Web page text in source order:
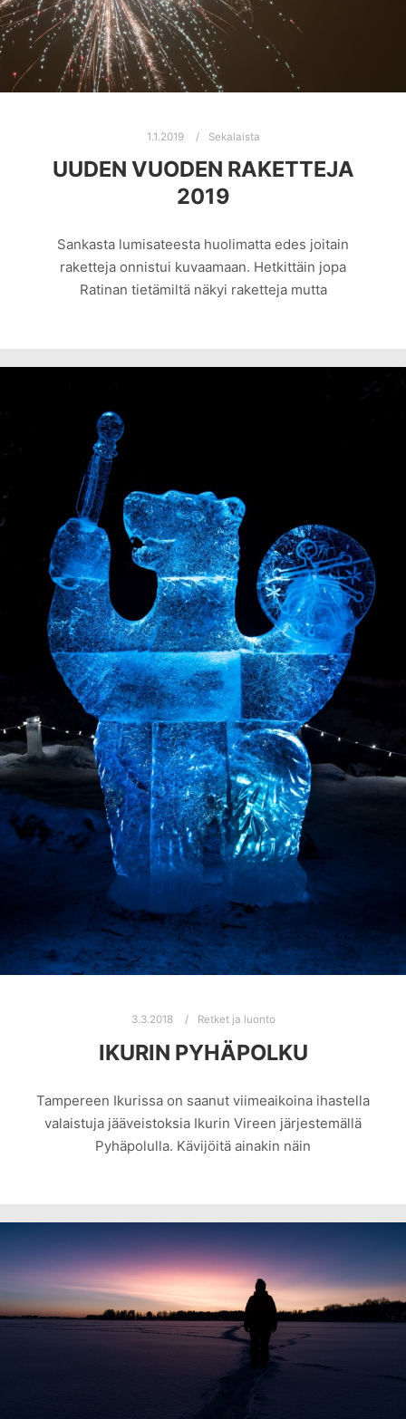
1.1.2019 Sekalaista
UUDEN VUODEN RAKETTEJA
2019
Sankasta lumisateesta huolimatta edes joitain
raketteja onnistui kuvaamaan. Hetkittäin jopa
Ratinan tietämiltä näkyi raketteja mutta
3.3.2018 Retket ja luonto
IKURIN PYHÄPOLKU
Tampereen Ikurissa on saanut viimeaikoina ihastella
valaistuja jääveistoksia Ikurin Vireen järjestemällä
Pyhäpolulla. Kävijöitä ainakin näin